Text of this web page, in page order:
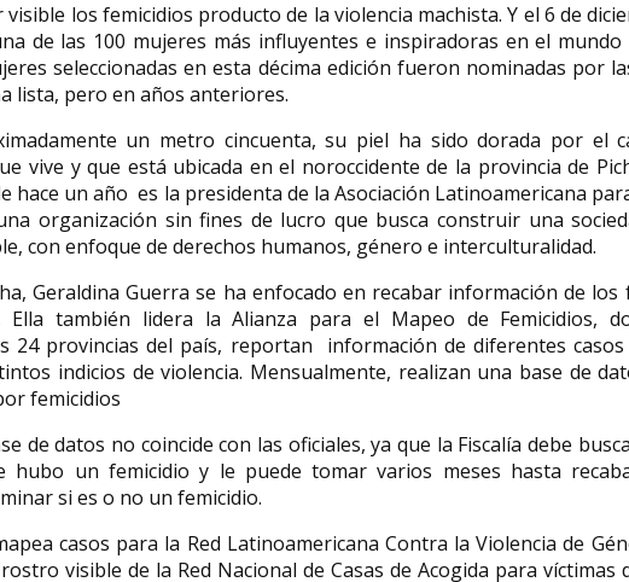
los femicidios producto de la violencia machista. Y el 6 de
de las 100 mujeres más influyentes e inspiradoras en el mundo
seleccionadas en esta décima edición fueron nominadas por
lista, pero en años anteriores.
un metro cincuenta, su piel ha sido dorada por el
vive y que está ubicada en el noroccidente de la provincia de
hace un año es la presidenta de la Asociación Latinoamericana
organización sin fines de lucro que busca construir una
con enfoque de derechos humanos, género e interculturalidad.
Geraldina Guerra se ha enfocado en recabar información de los
Ella también lidera la Alianza para el Mapeo de Femicidios,
24 provincias del país, reportan información de diferentes
indicios de violencia. Mensualmente, realizan una base de
femicidios
de datos no coincide con las oficiales, ya que la Fiscalía debe
hubo un femicidio y le puede tomar varios meses hasta
si es o no un femicidio.
casos para la Red Latinoamericana Contra la Violencia de
visible de la Red Nacional de Casas de Acogida para víctimas
artista visual y educadora
nacida en Jamaica
Ebony Grace Patterson ( 1981,
Kingston, Jamaica) es una artista
visual y educadora...
Alicia